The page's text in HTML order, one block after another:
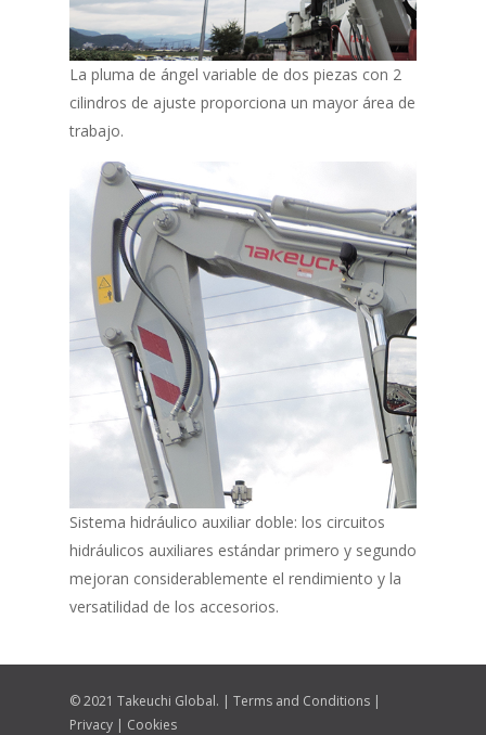
La pluma de ángel variable de dos piezas con 2
cilindros de ajuste proporciona un mayor área de
trabajo.
Sistema hidráulico auxiliar doble: los circuitos
hidráulicos auxiliares estándar primero y segundo
mejoran considerablemente el rendimiento y la
versatilidad de los accesorios.
© 2021 Takeuchi Global. | Terms and Conditions |
Privacy | Cookies